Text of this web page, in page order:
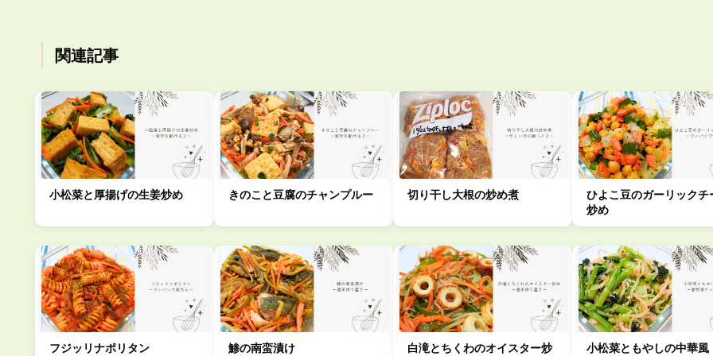
関連記事
小松菜と厚揚げの生姜炒め きのこと豆腐のチャンプルー 切り干し大根の炒め煮
ひよこ豆のガーリックチ
炒め
フジッリナポリタン 鯵の南蛮漬け
白滝とちくわのオイスター炒
小松菜ともやしの中華風